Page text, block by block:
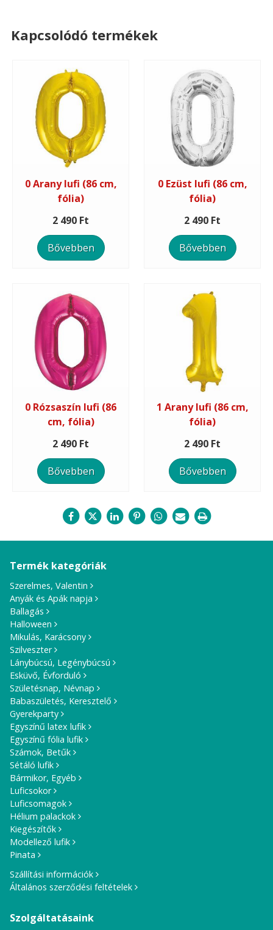
Kapcsolódó termékek
0 Arany lufi (86 cm,
fólia)
2 490 Ft
Bővebben
0 Ezüst lufi (86 cm,
fólia)
2 490 Ft
Bővebben
0 Rózsaszín lufi (86
cm, fólia)
2 490 Ft
Bővebben
1 Arany lufi (86 cm,
fólia)
2 490 Ft
Bővebben
Termék kategóriák
Szerelmes, Valentin
Anyák és Apák napja
Ballagás
Halloween
Mikulás, Karácsony
Szilveszter
Lánybúcsú, Legénybúcsú
Esküvő, Évforduló
Születésnap, Névnap
Babaszületés, Keresztelő
Gyerekparty
Egyszínű latex lufik
Egyszínű fólia lufik
Számok, Betűk
Sétáló lufik
Bármikor, Egyéb
Luficsokor
Luficsomagok
Hélium palackok
Kiegészítők
Modellező lufik
Pinata
Szállítási információk
Általános szerződési feltételek
Szolgáltatásaink